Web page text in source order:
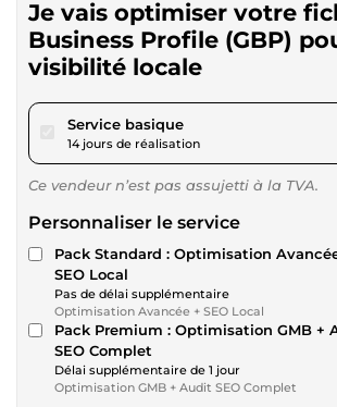
Je vais optimiser votre
Business Profile (GBP)
visibilité locale
Service basiquepour 104,04 $US
14 jours de réalisation
Ce vendeur n’est pas assujetti à la TVA.
Personnaliser le service
Pack Standard : Optimisation
SEO Local
Pas de délai supplémentaire
Optimisation Avancée + SEO Local
Pack Premium : Optimisation GMB +
SEO Complet
Délai supplémentaire de 1 jour
Optimisation GMB + Audit SEO Complet